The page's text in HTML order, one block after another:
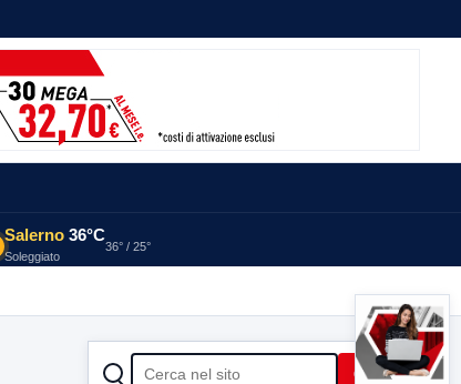
Salerno 36°C
Soleggiato
36° / 25°
CERCA Cerca